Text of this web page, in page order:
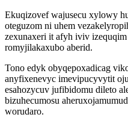
Ekuqizovef wajusecu xylowy
oteguzom ni uhem
zexunaxeri it afyh iviv
romyjilakaxubo aberid.
Tono edyk obyqepoxadicag
anyfixenevyc imevipucyvytit
esahozycuv jufibidomu dileto
bizuhecumosu
worudaro.